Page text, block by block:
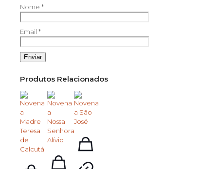
Nome *
Email *
Produtos Relacionados